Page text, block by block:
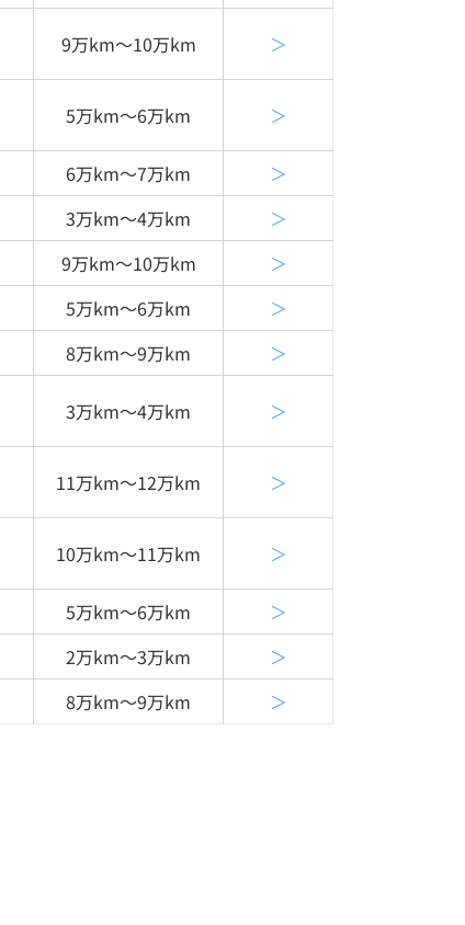
9万km〜10万km ＞
5万km〜6万km ＞
6万km〜7万km
＞
3万km〜4万km
＞
9万km〜10万km
＞
5万km〜6万km
＞
8万km〜9万km ＞
3万km〜4万km ＞
11万km〜12万km ＞
10万km〜11万km ＞
5万km〜6万km
＞
2万km〜3万km
＞
8万km〜9万km ＞